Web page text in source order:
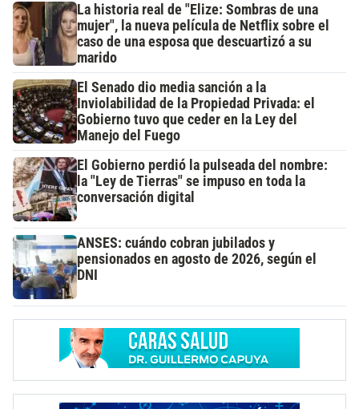
La historia real de "Elize: Sombras de una
mujer", la nueva película de Netflix sobre el
caso de una esposa que descuartizó a su
marido
El Senado dio media sanción a la
Inviolabilidad de la Propiedad Privada: el
Gobierno tuvo que ceder en la Ley del
Manejo del Fuego
El Gobierno perdió la pulseada del nombre:
la "Ley de Tierras" se impuso en toda la
conversación digital
ANSES: cuándo cobran jubilados y
pensionados en agosto de 2026, según el
DNI